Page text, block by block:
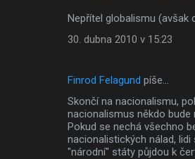
Nepřítel globalismu (avšak
30. dubna 2010 v 15:23
Finrod Felagund píše…
Skončí na nacionalismu,
nacionalismus někdo bude
Pokud se nechá všechno
nacionalistických nálad, lidi
"národní" státy půjdou k